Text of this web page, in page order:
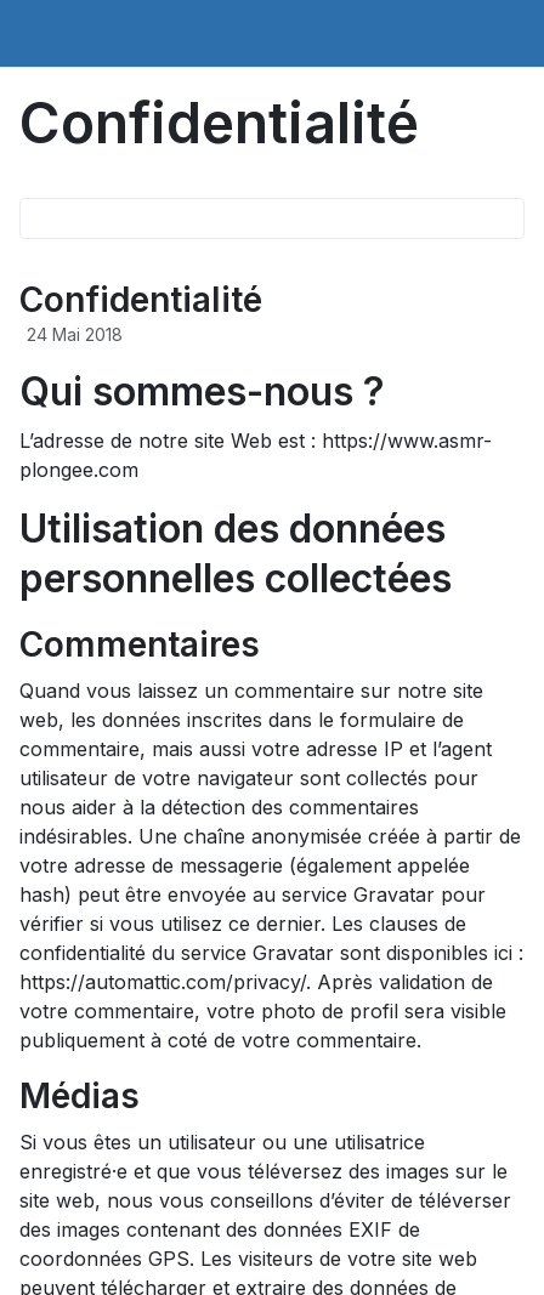
Confidentialité
Confidentialité
24 Mai 2018
Qui sommes-nous ?
L’adresse de notre site Web est : https://www.asmr-
plongee.com
Utilisation des données
personnelles collectées
Commentaires
Quand vous laissez un commentaire sur notre site
web, les données inscrites dans le formulaire de
commentaire, mais aussi votre adresse IP et l’agent
utilisateur de votre navigateur sont collectés pour
nous aider à la détection des commentaires
indésirables. Une chaîne anonymisée créée à partir de
votre adresse de messagerie (également appelée
hash) peut être envoyée au service Gravatar pour
vérifier si vous utilisez ce dernier. Les clauses de
confidentialité du service Gravatar sont disponibles ici :
https://automattic.com/privacy/. Après validation de
votre commentaire, votre photo de profil sera visible
publiquement à coté de votre commentaire.
Médias
Si vous êtes un utilisateur ou une utilisatrice
enregistré·e et que vous téléversez des images sur le
site web, nous vous conseillons d’éviter de téléverser
des images contenant des données EXIF de
coordonnées GPS. Les visiteurs de votre site web
peuvent télécharger et extraire des données de